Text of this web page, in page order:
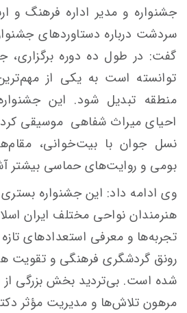
جشنواره و مدیر اداره فرهنگ و
گفت: در طول ده دوره برگزاری،
توانسته است به یکی از
منطقه تبدیل شود. این
احیای میراث شفاهی موسیقی
نسل جوان با بیت‌خوانی،
بومی و روایت‌های حماسی بیشتر
وی ادامه داد: این جشنواره
هنرمندان نواحی مختلف ایران
تجربه‌ها و معرفی استعدادهای
رونق گردشگری فرهنگی و تقویت
شده است. بی‌تردید بخش بزرگی از
مرهون تلاش‌ها و مدیریت مؤثر